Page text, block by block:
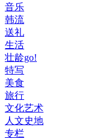
音乐
韩流
送礼
生活
壮龄go!
特写
美食
旅行
文化艺术
人文史地
专栏